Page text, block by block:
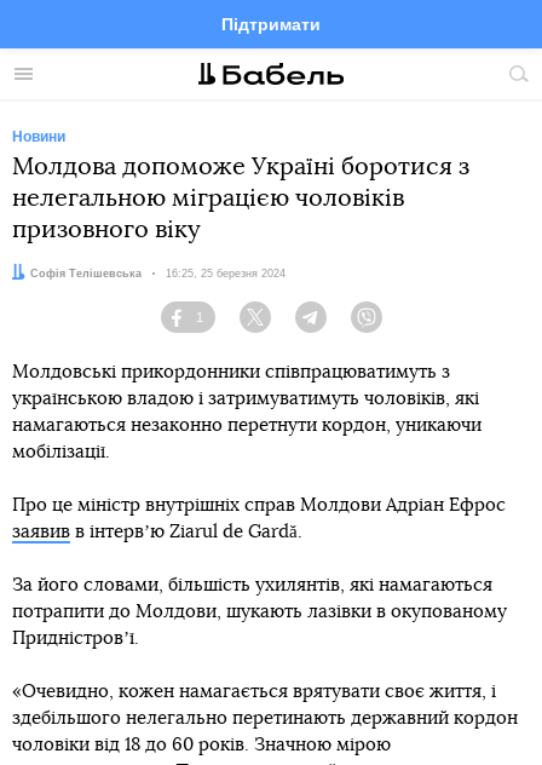
Меню
Підтримати
FacebookTelegramTwitter
Новини
Молдова допоможе Україні боротися з
нелегальною міграцією чоловіків
призовного віку
Автор:
Софія Телішевська Дата:
16:25, 25 березня 2024
Facebook
1
Twitter TelegramViber
Молдовські прикордонники співпрацюватимуть з
українською владою і затримуватимуть чоловіків, які
намагаються незаконно перетнути кордон, уникаючи
мобілізації.
Про це міністр внутрішніх справ Молдови Адріан Ефрос
заявив в інтервʼю Ziarul de Gardă.
За його словами, більшість ухилянтів, які намагаються
потрапити до Молдови, шукають лазівки в окупованому
Придністровʼї.
«Очевидно, кожен намагається врятувати своє життя, і
здебільшого нелегально перетинають державний кордон
чоловіки від 18 до 60 років. Значною мірою